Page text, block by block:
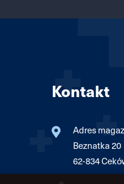
Kontakt
Adres
Beznatka 20
62-834